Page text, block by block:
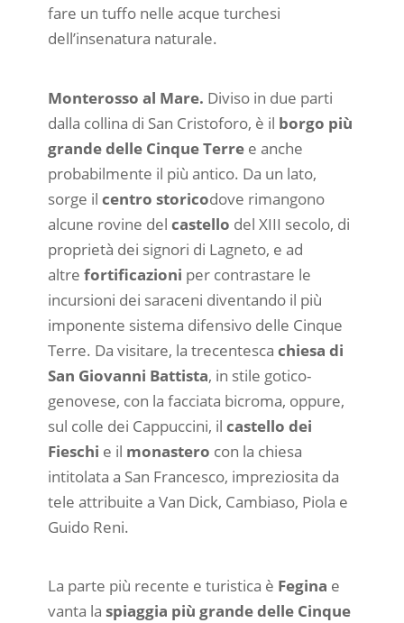
fare un tuffo nelle acque turchesi
dell’insenatura naturale.
Monterosso al Mare. Diviso in due parti
dalla collina di San Cristoforo, è il borgo più
grande delle Cinque Terree anche
probabilmente il più antico. Da un lato,
sorge il centro storicodove rimangono
alcune rovine del castello del XIII secolo, di
proprietà dei signori di Lagneto, e ad
altre fortificazioni per contrastare le
incursioni dei saraceni diventando il più
imponente sistema difensivo delle Cinque
Terre. Da visitare, la trecentesca chiesa di
San Giovanni Battista, in stile gotico-
genovese, con la facciata bicroma, oppure,
sul colle dei Cappuccini, il castello dei
Fieschi e il monastero con la chiesa
intitolata a San Francesco, impreziosita da
tele attribuite a Van Dick, Cambiaso, Piola e
Guido Reni.
La parte più recente e turistica è Fegina e
vanta la spiaggia più grande delle Cinque